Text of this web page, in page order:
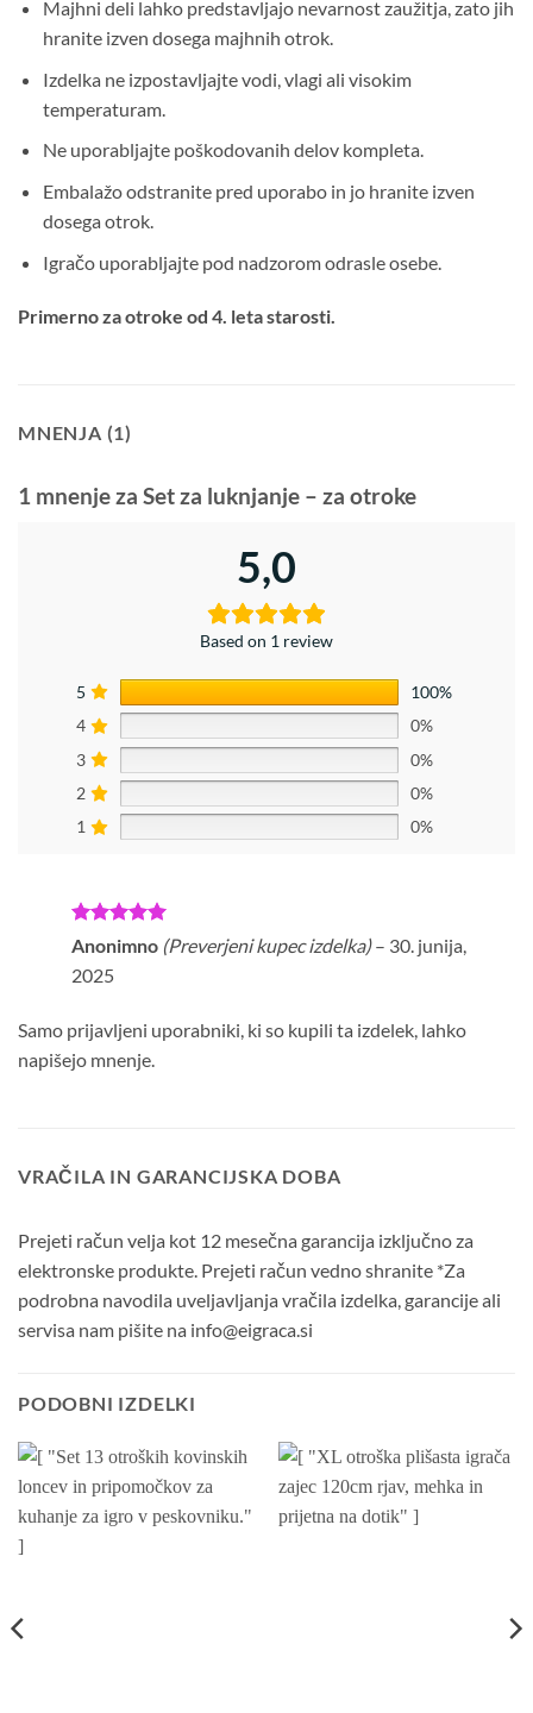
Majhni deli lahko predstavljajo nevarnost zaužitja, zato jih
hranite izven dosega majhnih otrok.
Izdelka ne izpostavljajte vodi, vlagi ali visokim
temperaturam.
Ne uporabljajte poškodovanih delov kompleta.
Embalažo odstranite pred uporabo in jo hranite izven
dosega otrok.
Igračo uporabljajte pod nadzorom odrasle osebe.
Primerno za otroke od 4. leta starosti.
MNENJA (1)
1 mnenje za Set za luknjanje – za otroke
5,0
Based on 1 review
5
100%
4
0%
3
0%
2
0%
1
0%
Ocenjeno5
od 5
Anonimno (Preverjeni kupec izdelka) – 30. junija,
2025
Samo prijavljeni uporabniki, ki so kupili ta izdelek, lahko
napišejo mnenje.
VRAČILA IN GARANCIJSKA DOBA
Prejeti račun velja kot 12 mesečna garancija izključno za
elektronske produkte. Prejeti račun vedno shranite *Za
podrobna navodila uveljavljanja vračila izdelka, garancije ali
servisa nam pišite na info@eigraca.si
PODOBNI IZDELKI